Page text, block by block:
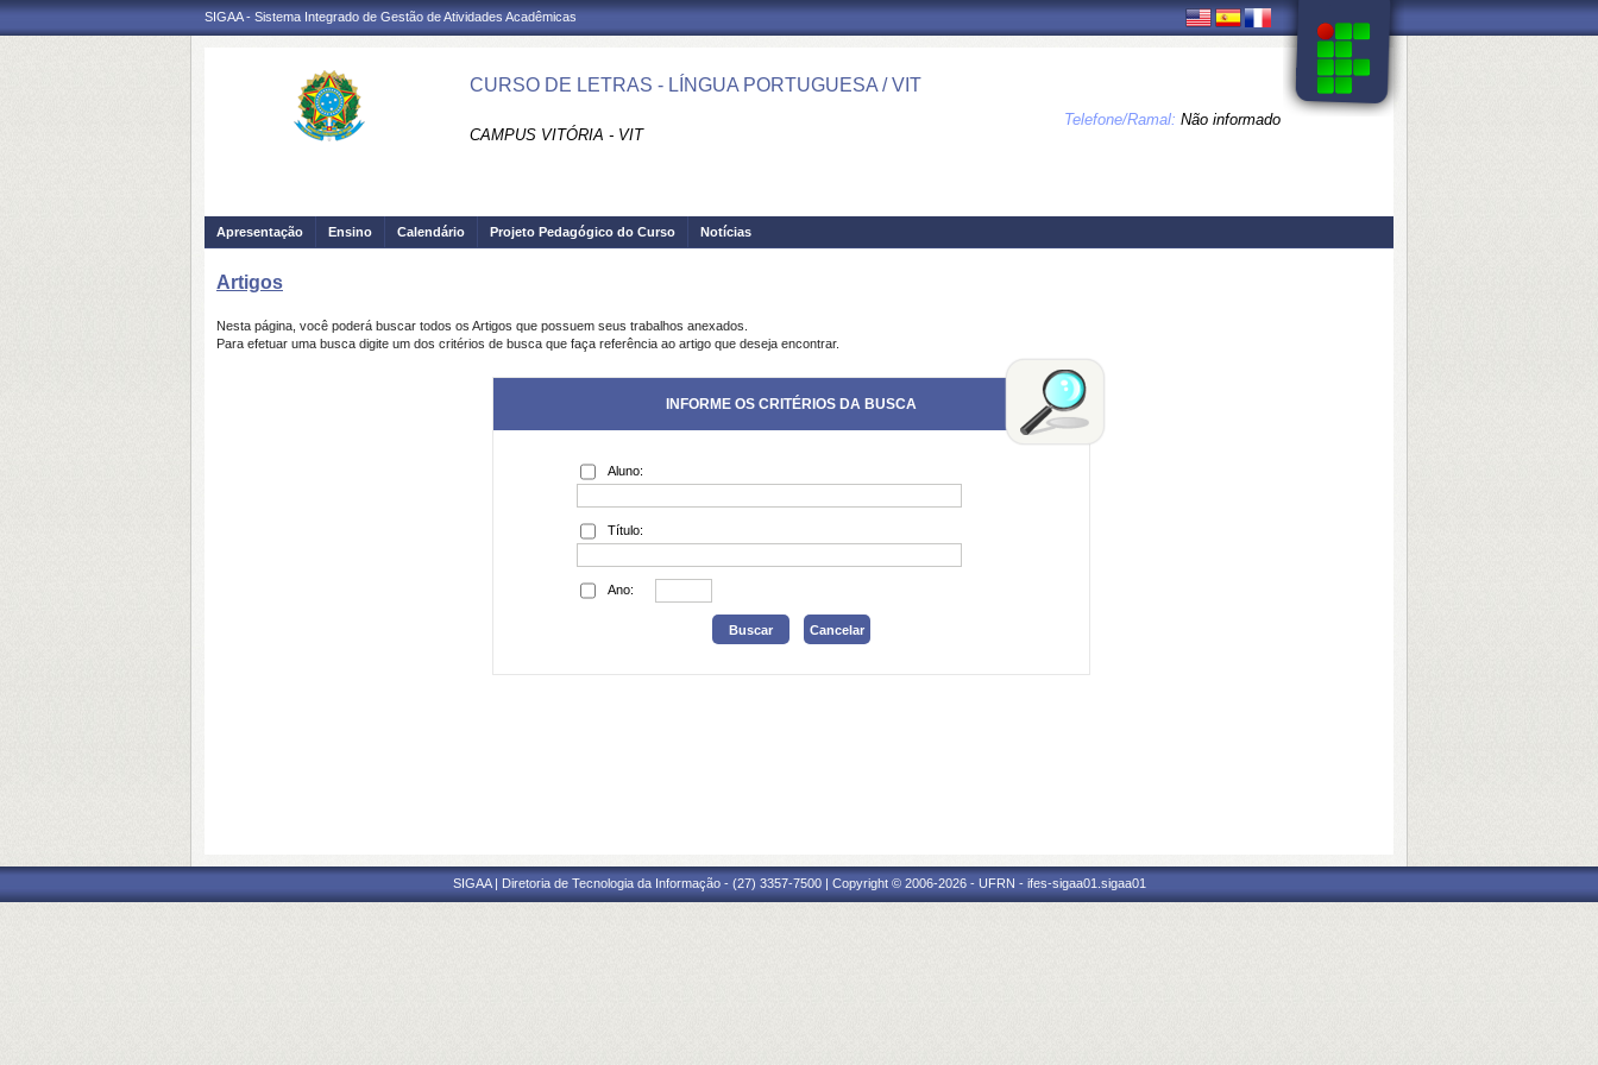
SIGAA - Sistema Integrado de Gestão de Atividades Acadêmicas
CURSO DE LETRAS - LÍNGUA PORTUGUESA / VIT
CAMPUS VITÓRIA - VIT
Telefone/Ramal: Não informado
Apresentação Ensino Calendário Projeto Pedagógico do Curso Notícias
Artigos
Nesta página, você poderá buscar todos os Artigos que possuem seus trabalhos anexados.
Para efetuar uma busca digite um dos critérios de busca que faça referência ao artigo que deseja encontrar.
INFORME OS CRITÉRIOS DA BUSCA
Aluno:
Título:
Ano:
SIGAA | Diretoria de Tecnologia da Informação - (27) 3357-7500 | Copyright © 2006-2026 - UFRN - ifes-sigaa01.sigaa01